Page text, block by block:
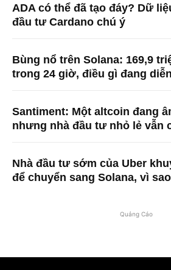
ADA có thể đã tạo đáy? Dữ
đầu tư Cardano chú ý
Bùng nổ trên Solana: 169,9
trong 24 giờ, điều gì đang
Santiment: Một altcoin đang
nhưng nhà đầu tư nhỏ lẻ vẫn
Nhà đầu tư sớm của Uber
để chuyển sang Solana, vì
Quảng Cáo